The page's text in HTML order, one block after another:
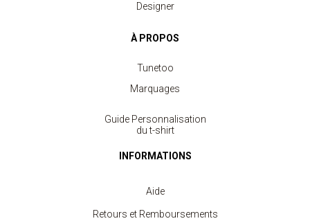
Designer
À PROPOS
Tunetoo
Marquages
Guide Personnalisation
du t-shirt
INFORMATIONS
Aide
Retours et Remboursements